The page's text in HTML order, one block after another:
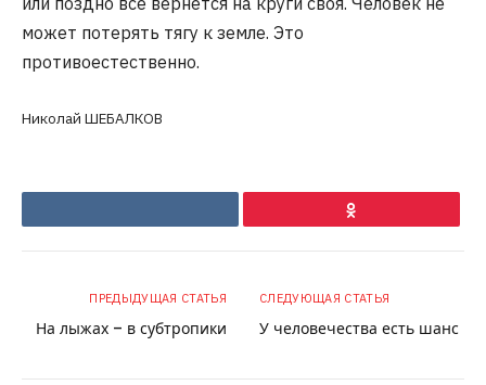
может потерять тягу к земле. Это
противоестественно.
Николай ШЕБАЛКОВ
Ok
ПРЕДЫДУЩАЯ СТАТЬЯ
На лыжах – в субтропики
СЛЕДУЮЩАЯ СТАТЬЯ
У человечества есть шанс